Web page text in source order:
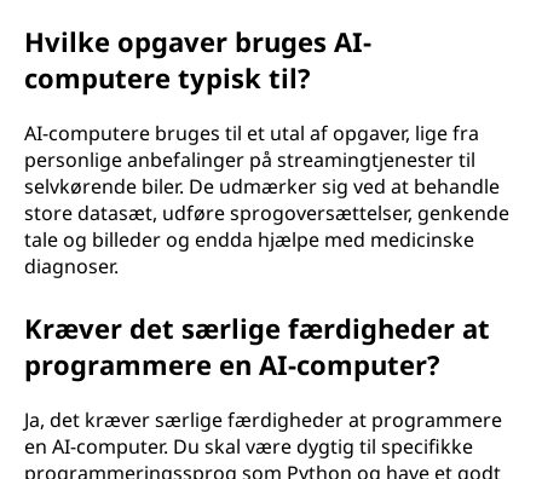
Hvilke opgaver bruges AI-
computere typisk til?
AI-computere bruges til et utal af opgaver, lige fra
personlige anbefalinger på streamingtjenester til
selvkørende biler. De udmærker sig ved at behandle
store datasæt, udføre sprogoversættelser, genkende
tale og billeder og endda hjælpe med medicinske
diagnoser.
Kræver det særlige færdigheder at
programmere en AI-computer?
Ja, det kræver særlige færdigheder at programmere
en AI-computer. Du skal være dygtig til specifikke
programmeringssprog som Python og have et godt